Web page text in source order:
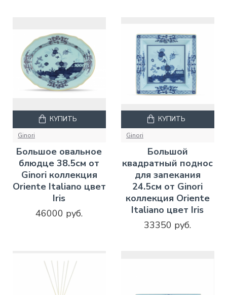
Ginori
Большое овальное
блюдце 38.5см от
Ginori коллекция
Oriente Italiano цвет
Iris
46000 руб.
КУПИТЬ
Ginori
Большой
квадратный поднос
для запекания
24.5см от Ginori
коллекция Oriente
Italiano цвет Iris
33350 руб.
КУПИТЬ